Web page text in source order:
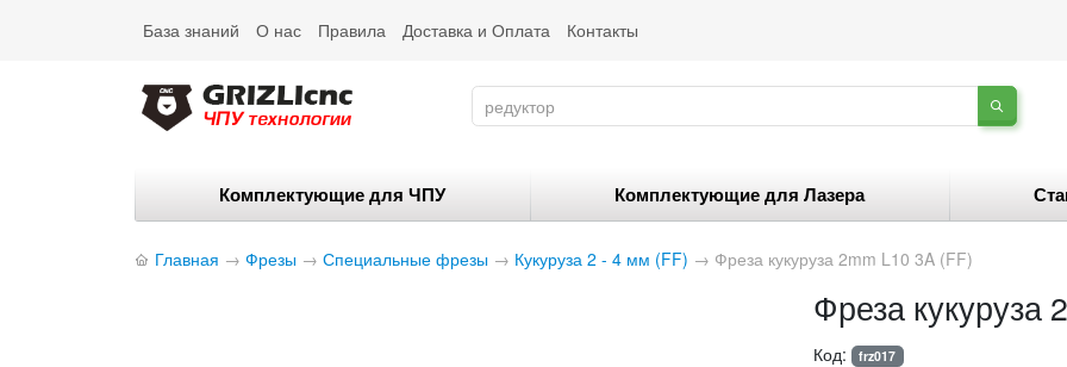
База знаний О нас Правила Доставка и Оплата Контакты
Комплектующие для ЧПУ Комплектующие для Лазера
Главная → Фрезы → Специальные фрезы → Кукуруза 2 - 4 мм (FF) → Фреза кукуруза 2mm L10 3A (FF)
Фреза кукуруза
Код: frz017